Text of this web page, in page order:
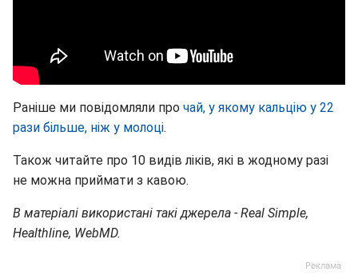
Раніше ми повідомляли про чай, у якому кальцію у 22
рази більше, ніж у молоці.
Також читайте про 10 видів ліків, які в жодному разі
не можна приймати з кавою.
В матеріалі використані такі джерела - Real Simple,
Healthline, WebMD.